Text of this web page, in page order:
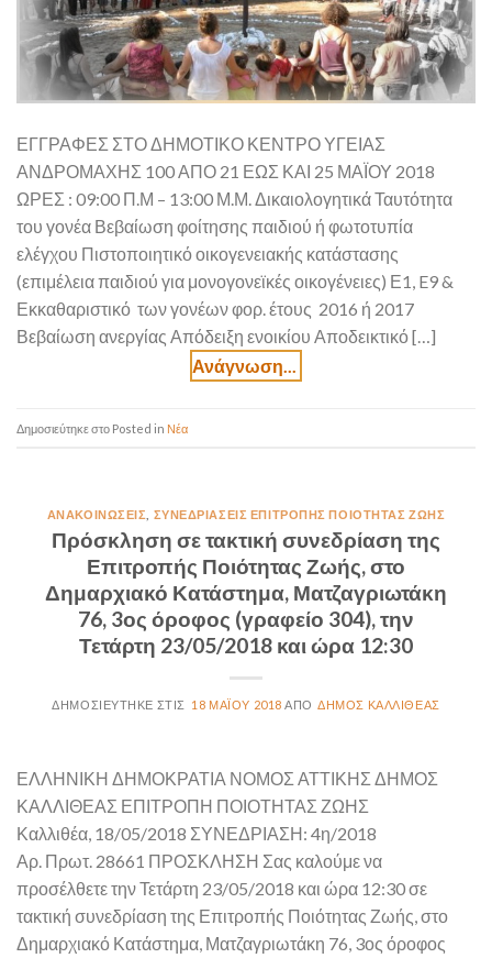
ΕΓΓΡΑΦΕΣ ΣΤΟ ΔΗΜΟΤΙΚΟ ΚΕΝΤΡΟ ΥΓΕΙΑΣ
ΑΝΔΡΟΜΑΧΗΣ 100 ΑΠΟ 21 ΕΩΣ ΚΑΙ 25 ΜΑΪΟΥ 2018
ΩΡΕΣ : 09:00 Π.Μ – 13:00 Μ.Μ. Δικαιολογητικά Ταυτότητα
του γονέα Βεβαίωση φοίτησης παιδιού ή φωτοτυπία
ελέγχου Πιστοποιητικό οικογενειακής κατάστασης
(επιμέλεια παιδιού για μονογονεϊκές οικογένειες) Ε1, E9 &
Εκκαθαριστικό των γονέων φορ. έτους 2016 ή 2017
Βεβαίωση ανεργίας Απόδειξη ενοικίου Αποδεικτικό […]
Posted in Νέα
ΑΝΑΚΟΙΝΏΣΕΙΣ ΣΥΝΕΔΡΙΆΣΕΙΣ ΕΠΙΤΡΟΠΉΣ ΠΟΙΌΤΗΤΑΣ ΖΩΉΣ
Πρόσκληση σε τακτική συνεδρίαση της
Επιτροπής Ποιότητας Ζωής, στο
Δημαρχιακό Κατάστημα, Ματζαγριωτάκη
76, 3ος όροφος (γραφείο 304), την
Τετάρτη 23/05/2018 και ώρα 12:30
18 ΜΑΪ́ΟΥ 2018 ΔΉΜΟΣ ΚΑΛΛΙΘΈΑΣ
ΕΛΛΗΝΙΚΗ ΔΗΜΟΚΡΑΤΙΑ ΝΟΜΟΣ ΑΤΤΙΚΗΣ ΔΗΜΟΣ
ΚΑΛΛΙΘΕΑΣ ΕΠΙΤΡΟΠΗ ΠΟΙΟΤΗΤΑΣ ΖΩΗΣ
Καλλιθέα, 18/05/2018 ΣΥΝΕΔΡΙΑΣΗ: 4η/2018
Αρ. Πρωτ. 28661 ΠΡΟΣΚΛΗΣΗ Σας καλούμε να
προσέλθετε την Τετάρτη 23/05/2018 και ώρα 12:30 σε
τακτική συνεδρίαση της Επιτροπής Ποιότητας Ζωής, στο
Δημαρχιακό Κατάστημα, Ματζαγριωτάκη 76, 3ος όροφος